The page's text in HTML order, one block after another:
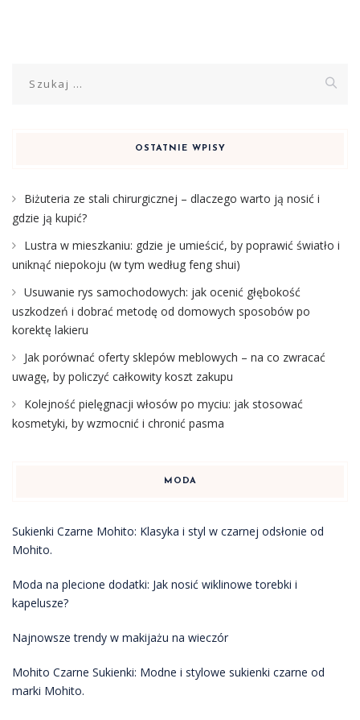
OSTATNIE WPISY
Biżuteria ze stali chirurgicznej – dlaczego warto ją nosić i
gdzie ją kupić?
Lustra w mieszkaniu: gdzie je umieścić, by poprawić światło i
uniknąć niepokoju (w tym według feng shui)
Usuwanie rys samochodowych: jak ocenić głębokość
uszkodzeń i dobrać metodę od domowych sposobów po
korektę lakieru
Jak porównać oferty sklepów meblowych – na co zwracać
uwagę, by policzyć całkowity koszt zakupu
Kolejność pielęgnacji włosów po myciu: jak stosować
kosmetyki, by wzmocnić i chronić pasma
MODA
Sukienki Czarne Mohito: Klasyka i styl w czarnej odsłonie od
Mohito.
Moda na plecione dodatki: Jak nosić wiklinowe torebki i
kapelusze?
Najnowsze trendy w makijażu na wieczór
Mohito Czarne Sukienki: Modne i stylowe sukienki czarne od
marki Mohito.